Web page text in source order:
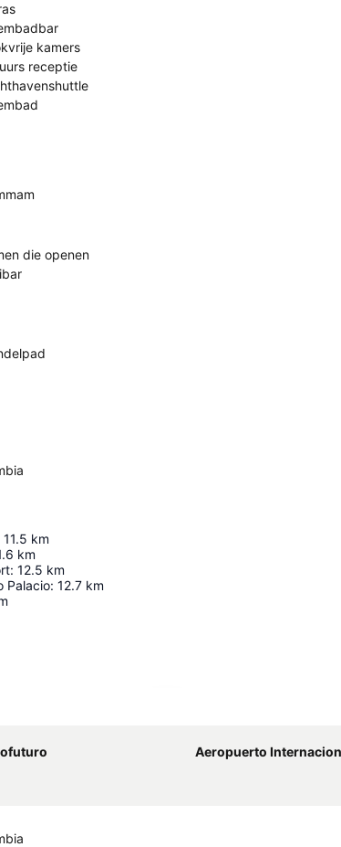
kamers
receptie
die openen
11.5 km
km
: 12.5 km
Palacio: 12.7 km
Aeropuerto Internacional